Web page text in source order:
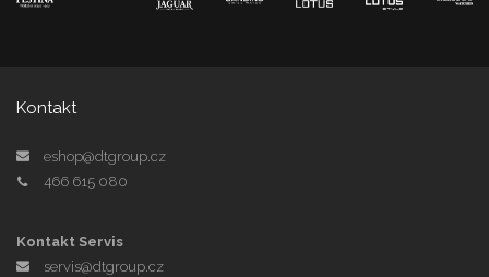
Kontakt
eshop@dtgroup.cz
466 615 080
Kontakt Servis
servis@dtgroup.cz